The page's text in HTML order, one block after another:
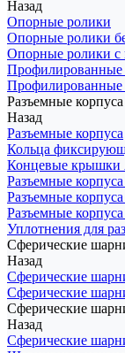
Назад
Опорные ролики
Опорные ролики
Опорные ролики с
Профилированные
Профилированные
Разъемные корпуса
Назад
Разъемные корпуса
Кольца
Концевые крышки
Разъемные
Разъемные
Разъемные
Уплотнения для
Сферические
Назад
Сферические
Сферические
Сферические
Назад
Сферические